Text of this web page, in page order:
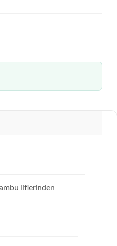
liflerinden